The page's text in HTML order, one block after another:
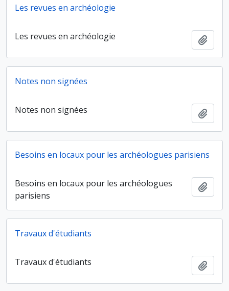
Les revues en archéologie
Les revues en archéologie
Notes non signées
Notes non signées
Besoins en locaux pour les archéologues parisiens
Besoins en locaux pour les archéologues
parisiens
Travaux d'étudiants
Travaux d'étudiants